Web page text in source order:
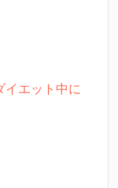
イエット中に